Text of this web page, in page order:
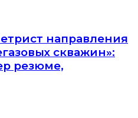
направления
скважин»:
резюме,